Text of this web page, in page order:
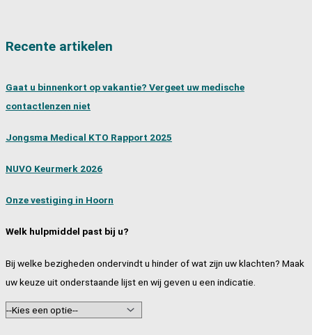
Recente artikelen
Gaat u binnenkort op vakantie? Vergeet uw medische
contactlenzen niet
Jongsma Medical KTO Rapport 2025
NUVO Keurmerk 2026
Onze vestiging in Hoorn
Welk hulpmiddel past bij u?
Bij welke bezigheden ondervindt u hinder of wat zijn uw klachten? Maak
uw keuze uit onderstaande lijst en wij geven u een indicatie.